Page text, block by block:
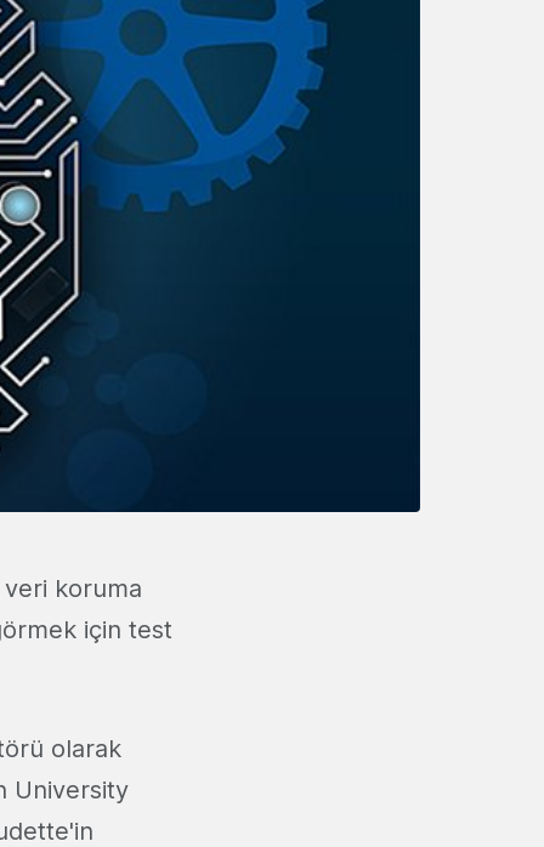
veri koruma
için test
olarak
University